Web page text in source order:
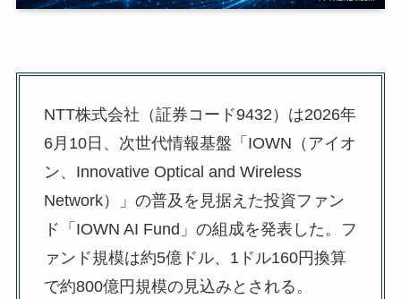
NTT株式会社（証券コード9432）は2026年
6月10日、次世代情報基盤「IOWN（アイオ
ン、Innovative Optical and Wireless
Network）」の普及を見据えた投資ファン
ド「IOWN AI Fund」の組成を発表した。フ
ァンド規模は約5億ドル、1ドル160円換算
で約800億円規模の見込みとされる。